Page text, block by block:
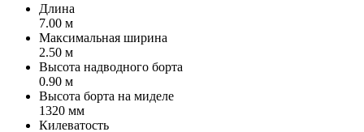
Длина
7.00 м
Максимальная ширина
2.50 м
Высота надводного борта
0.90 м
Высота борта на миделе
1320 мм
Килеватость